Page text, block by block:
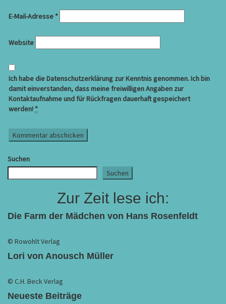
E-Mail-Adresse *
Website
Ich habe die Datenschutzerklärung zur Kenntnis genommen. Ich bin
damit einverstanden, dass meine freiwilligen Angaben zur
Kontaktaufnahme und für Rückfragen dauerhaft gespeichert
werden! *
Suchen
Suchen
Zur Zeit lese ich:
Die Farm der Mädchen von Hans Rosenfeldt
© Rowohlt Verlag
Lori von Anousch Müller
© C.H. Beck Verlag
Neueste Beiträge